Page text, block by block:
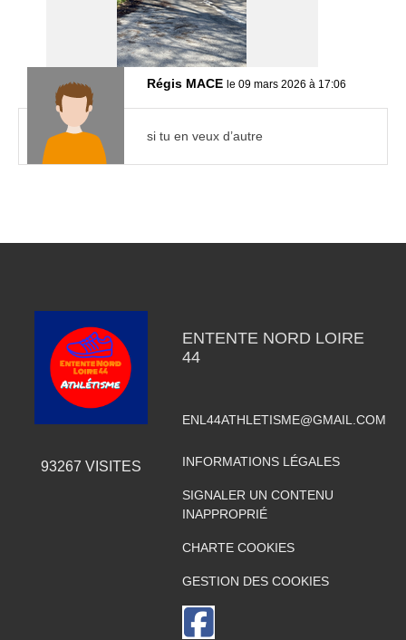
Régis MACE le 09 mars 2026 à 17:06
si tu en veux d’autre
93267 VISITES
ENTENTE NORD LOIRE
44
ENL44ATHLETISME@GMAIL.COM
INFORMATIONS LÉGALES
SIGNALER UN CONTENU
INAPPROPRIÉ
CHARTE COOKIES
GESTION DES COOKIES